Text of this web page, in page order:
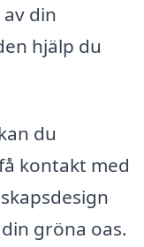
din
hjälp du
du
kontakt med
gröna oas.